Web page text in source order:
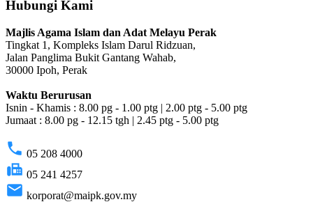
Hubungi Kami
Majlis Agama Islam dan Adat Melayu Perak
Tingkat 1, Kompleks Islam Darul Ridzuan,
Jalan Panglima Bukit Gantang Wahab,
30000 Ipoh, Perak
Waktu Berurusan
Isnin - Khamis : 8.00 pg - 1.00 ptg | 2.00 ptg - 5.00 ptg
Jumaat : 8.00 pg - 12.15 tgh | 2.45 ptg - 5.00 ptg
phone 05 208 4000
fax 05 241 4257
email korporat@maipk.gov.my